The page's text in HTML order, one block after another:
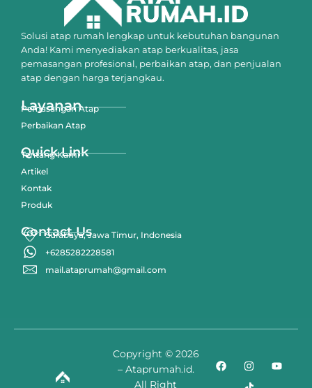
Solusi atap rumah lengkap untuk kebutuhan bangunan
Anda! Kami menyediakan atap berkualitas, jasa
pemasangan profesional, perbaikan atap, dan penjualan
atap dengan harga terjangkau.
Layanan
Pemasangan Atap
Perbaikan Atap
Quick Link
Tentang Kami
Artikel
Kontak
Produk
Contact Us
Surabaya, Jawa Timur, Indonesia
+6285282228581
mail.ataprumah@gmail.com
Copyright © 2026
– Ataprumah.id.
All Right